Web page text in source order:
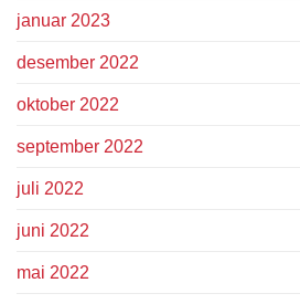
januar 2023
desember 2022
oktober 2022
september 2022
juli 2022
juni 2022
mai 2022